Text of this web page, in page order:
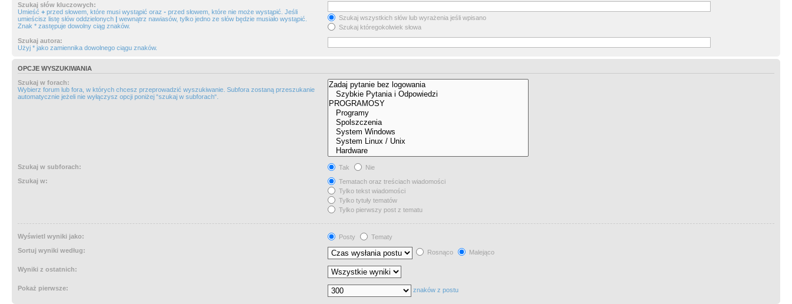
Szukaj słów kluczowych:
Umieść + przed słowem, które musi wystąpić oraz - przed słowem, które nie może wystąpić. Jeśli
umieścisz listę słów oddzielonych | wewnątrz nawiasów, tylko jedno ze słów będzie musiało wystąpić.
Znak * zastępuje dowolny ciąg znaków.
Szukaj wszystkich słów lub wyrażenia jeśli wpisano
Szukaj któregokolwiek słowa
Szukaj autora:
Użyj * jako zamiennika dowolnego ciągu znaków.
OPCJE WYSZUKIWANIA
Szukaj w forach:
Wybierz forum lub fora, w których chcesz przeprowadzić wyszukiwanie. Subfora zostaną przeszukanie
automatycznie jeżeli nie wyłączysz opcji poniżej “szukaj w subforach“.
Szukaj w subforach: Tak
Nie
Szukaj w:
Tematach oraz treściach wiadomości
Tylko tekst wiadomości
Tylko tytuły tematów
Tylko pierwszy post z tematu
Wyświetl wyniki jako: Posty
Tematy
Sortuj wyniki według:
Rosnąco Malejąco
Wyniki z ostatnich:
Pokaż pierwsze: znaków z postu